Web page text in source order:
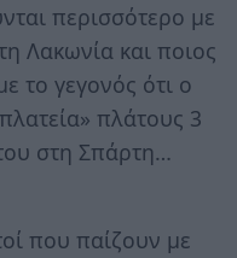
περισσότερο με
Λακωνία και ποιος
το γεγονός ότι ο
πλάτους 3
στη Σπάρτη…
που παίζουν με